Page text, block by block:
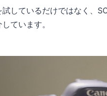
試しているだけではなく、
ています。